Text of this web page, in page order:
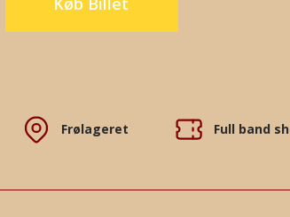
Frølageret Full band